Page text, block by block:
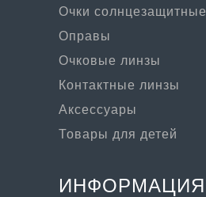
Очки солнцезащитные
Очковые линзы
Оправы
Контактные линзы
Аксессуары
Товары для детей
ИНФОРМАЦИЯ